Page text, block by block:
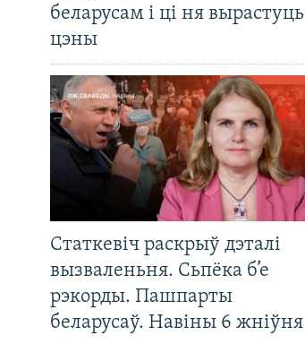
беларусам і ці ня вырастуць
цэны
Статкевіч раскрыў дэталі
вызваленьня. Сьпёка б’е
рэкорды. Пашпарты
беларусаў. Навіны 6 жніўня